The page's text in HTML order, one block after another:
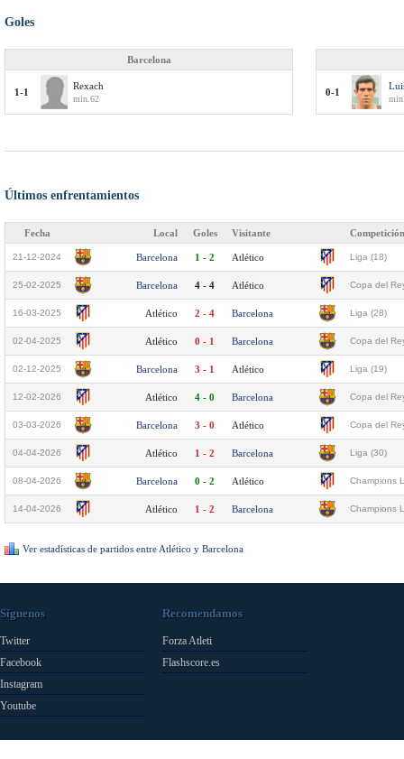
Goles
Barcelona
1-1
Rexach
min.62
0-1
Últimos enfrentamientos
Fecha Local Goles Visitante Competición
21-12-2024 Barcelona 1 - 2 Atlético Liga (18)
25-02-2025 Barcelona 4 - 4 Atlético Copa del
16-03-2025 Atlético 2 - 4 Barcelona Liga (28)
02-04-2025 Atlético 0 - 1 Barcelona Copa del
02-12-2025 Barcelona 3 - 1 Atlético Liga (19)
12-02-2026 Atlético 4 - 0 Barcelona Copa del
03-03-2026 Barcelona 3 - 0 Atlético Copa del
04-04-2026 Atlético 1 - 2 Barcelona Liga (30)
08-04-2026 Barcelona 0 - 2 Atlético Champions
14-04-2026 Atlético 1 - 2 Barcelona Champions
Ver estadísticas de partidos entre Atlético y Barcelona
Síguenos
Twitter
Facebook
Instagram
Youtube
Recomendamos
Forza Atleti
Flashscore.es